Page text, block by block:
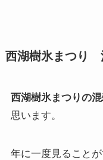
西湖樹氷まつり
西湖樹氷まつりの
思います。
年に一度見ること